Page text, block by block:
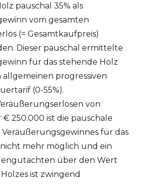
pauschal 35% als
vom gesamten
(= Gesamtkaufpreis)
Dieser pauschal ermittelte
für das stehende Holz
progressiven
(0-55%).
von
250.000 ist die pauschale
für das
mehr möglich und ein
über den Wert
ist zwingend